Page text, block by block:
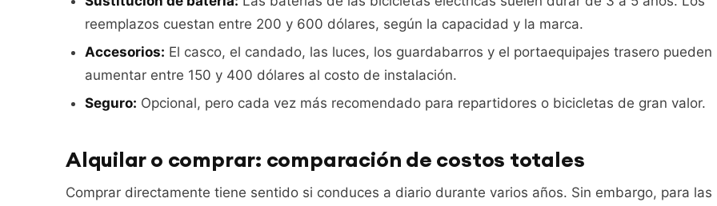
reemplazos cuestan entre 200 y 600 dólares, según la capacidad y la marca.
Accesorios: El casco, el candado, las luces, los guardabarros y el portaequipajes trasero pueden
aumentar entre 150 y 400 dólares al costo de instalación.
Seguro: Opcional, pero cada vez más recomendado para repartidores o bicicletas de gran valor.
Alquilar o comprar: comparación de costos totales
Comprar directamente tiene sentido si conduces a diario durante varios años. Sin embargo, para las